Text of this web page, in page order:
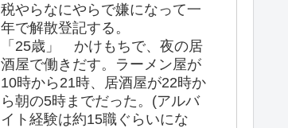
税やらなにやらで嫌になって一
年で解散登記する。
「25歳」 かけもちで、夜の居
酒屋で働きだす。ラーメン屋が
10時から21時、居酒屋が22時か
ら朝の5時までだった。(アルバ
イト経験は約15職ぐらいにな